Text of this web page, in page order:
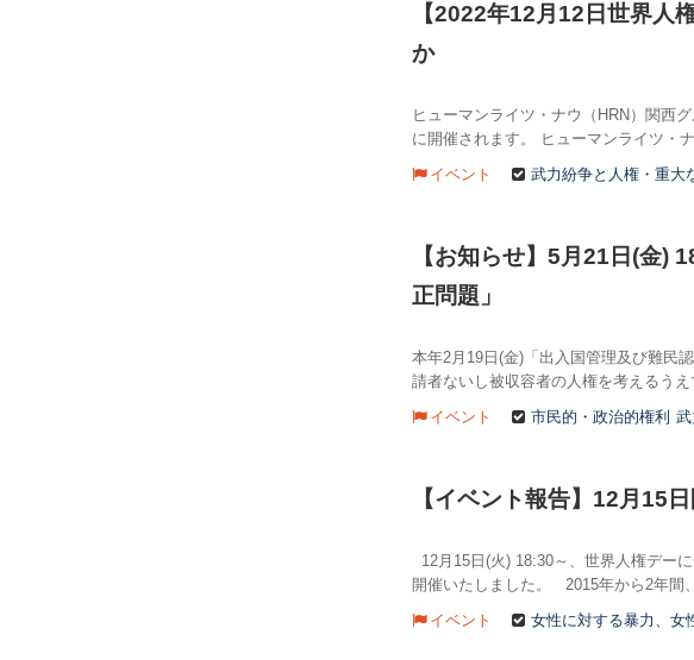
【2022年12月12日世界人
か
ヒューマンライツ・ナウ（HRN）関西
に開催されます。 ヒューマンライツ
イベント 武力紛争と人権・重大
【お知らせ】5月21日(金)
正問題」
本年2月19日(金)「出入国管理及び難民
請者ないし被収容者の人権を考えるう
イベント 市民的・政治的権利
【イベント報告】12月15
12月15日(火) 18:30～、世界人権デー
開催いたしました。 2015年から2年間
イベント 女性に対する暴力、女